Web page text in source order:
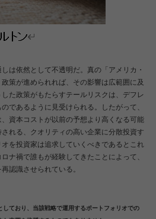
は依然として不透明だ。真の「アメリカ・
策が進められれば、その影響は広範囲に及
た政策がもたらすテールリスクは、デフレ
であるように見受けられる。したがって、
資本コストが以前の予想より高くなる可能
れる、クオリティの高い企業に分散投資す
を投資家は追求していくべきであるとこれ
ナ禍で誰もが経験してきたことによって、
認識させられている。
ており、当該戦略で運用するポートフォリオでの